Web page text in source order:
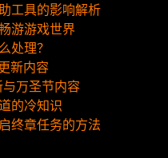
工具的影响解析
游游戏世界
处理？
新内容
万圣节内容
的冷知识
终章任务的方法